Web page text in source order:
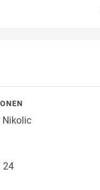
Nikolic
24